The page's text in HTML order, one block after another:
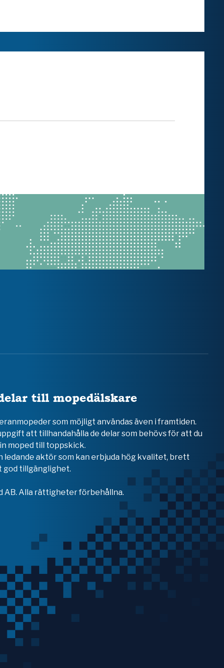
till mopedälskare
som möjligt användas även i framtiden.
att tillhandahålla de delar som behövs för att du
moped till toppskick.
ledande aktör som kan erbjuda hög kvalitet, brett
tillgänglighet.
AB. Alla rättigheter förbehållna.